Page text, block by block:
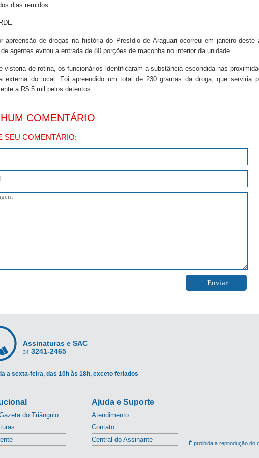
dias remidos.
apreensão de drogas na história do Presídio de Araguari ocorreu em janeiro deste
agentes evitou a entrada de 80 porções de maconha no interior da unidade.
vistoria de rotina, os funcionários identificaram a substância escondida nas
externa do local. Foi apreendido um total de 230 gramas da droga, que serviria
a R$ 5 mil pelos detentos.
COMENTÁRIO
SEU COMENTÁRIO:
Assinaturas e SAC
34 3241-2465
a sexta-feira, das 10h às 18h, exceto feriados
do Triângulo
Ajuda e Suporte
Atendimento
Contato
Central do Assinante
É proibida a reprodução do